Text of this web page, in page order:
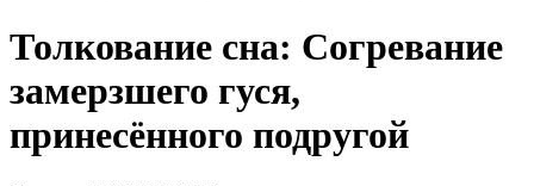
Толкование сна: Согревание
замерзшего гуся,
принесённого подругой